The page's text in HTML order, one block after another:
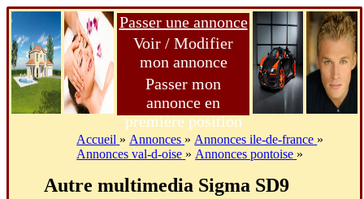
Passer une annonce
Voir / Modifier
mon annonce
Passer mon
annonce en
première position
Accueil » Annonces » Annonces ile-de-france »
Annonces val-d-oise » Annonces pontoise »
Autre multimedia Sigma SD9